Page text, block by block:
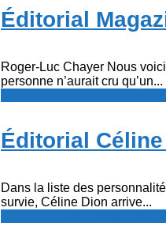
Éditorial
Roger-Luc Chayer Nous
personne n’aurait cru qu’un...
Éditorial
Dans la liste des
survie, Céline Dion arrive...